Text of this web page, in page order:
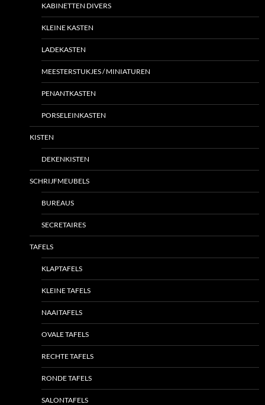
KABINETTEN DIVERS
KLEINE KASTEN
LADEKASTEN
MEESTERSTUKJES / MINIATUREN
PENANTKASTEN
PORSELEINKASTEN
KISTEN
DEKENKISTEN
SCHRIJFMEUBELS
BUREAUS
SECRETAIRES
TAFELS
KLAPTAFELS
KLEINE TAFELS
NAAITAFELS
OVALE TAFELS
RECHTE TAFELS
RONDE TAFELS
SALONTAFELS